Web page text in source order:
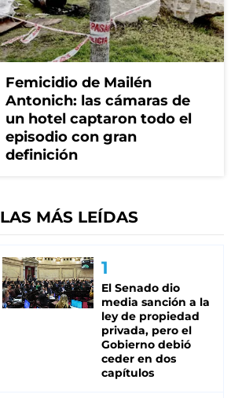
Femicidio de Mailén
Antonich: las cámaras de
un hotel captaron todo el
episodio con gran
definición
LAS MÁS LEÍDAS
El Senado dio
media sanción a la
ley de propiedad
privada, pero el
Gobierno debió
ceder en dos
capítulos